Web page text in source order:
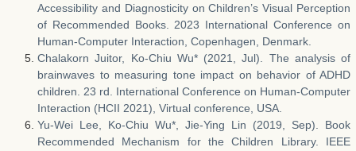
Accessibility and Diagnosticity on Children’s Visual Perception
of Recommended Books. 2023 International Conference on
Human-Computer Interaction, Copenhagen, Denmark.
Chalakorn Juitor, Ko-Chiu Wu* (2021, Jul). The analysis of
brainwaves to measuring tone impact on behavior of ADHD
children. 23 rd. International Conference on Human-Computer
Interaction (HCII 2021), Virtual conference, USA.
Yu-Wei Lee, Ko-Chiu Wu*, Jie-Ying Lin (2019, Sep). Book
Recommended Mechanism for the Children Library. IEEE